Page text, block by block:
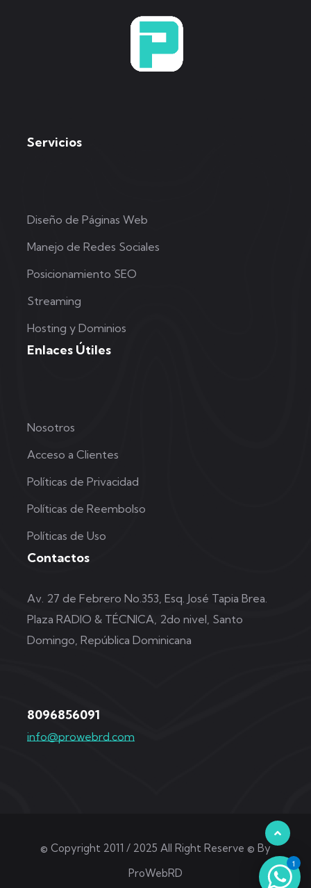
Servicios
Diseño de Páginas Web
Manejo de Redes Sociales
Posicionamiento SEO
Streaming
Hosting y Dominios
Enlaces Útiles
Nosotros
Acceso a Clientes
Políticas de Privacidad
Políticas de Reembolso
Políticas de Uso
Contactos
Av. 27 de Febrero No.353, Esq. José Tapia Brea.
Plaza RADIO & TÉCNICA, 2do nivel, Santo
Domingo, República Dominicana
8096856091
info@prowebrd.com
© Copyright 2011 / 2025 All Right Reserve © By
ProWebRD
1